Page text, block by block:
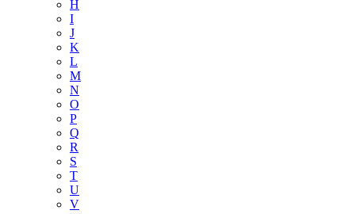
H
I
J
K
L
M
N
O
P
Q
R
S
T
U
V